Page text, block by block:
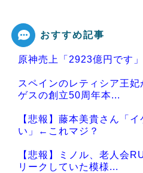
Powered by livedoor 相互
おすすめ記事
原神売上「2923億円です」
スペインのレティシア王
ゲスの創立50周年本...
【悲報】藤本美貴さん「
い」←これマジ？
【悲報】ミノル、老人会
リークしていた模様...